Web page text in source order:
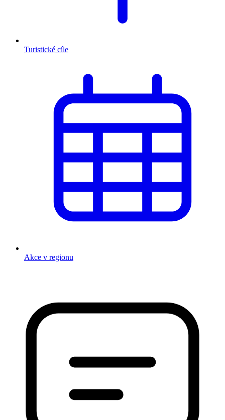
Turistické cíle
Akce v regionu